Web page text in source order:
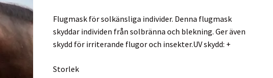
Flugmask för solkänsliga individer. Denna flugmask
skyddar individen från solbränna och blekning. Ger även
skydd för irriterande flugor och insekter.UV skydd: +
Storlek